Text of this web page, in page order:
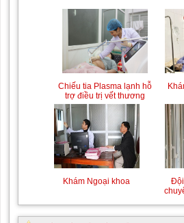
Chiếu tia Plasma lạnh hỗ
trợ điều trị vết thương
Khám Ngoại khoa